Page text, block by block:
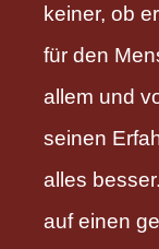
keiner, ob
für den
allem und
seinen
alles
auf einen